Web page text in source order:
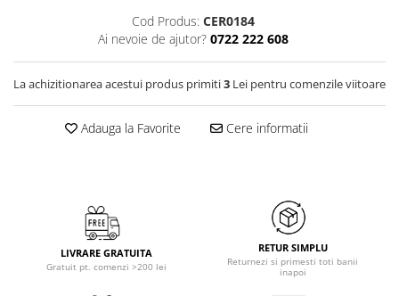
Cod Produs: CER0184
Ai nevoie de ajutor? 0722 222 608
La achizitionarea acestui produs primiti3 Lei pentru comenzile viitoare
Adauga la Favorite Cere informatii
LIVRARE GRATUITA
Gratuit pt. comenzi >200 lei
RETUR SIMPLU
Returnezi si primesti toti banii
inapoi